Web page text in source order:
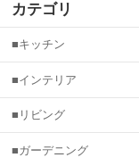
カテゴリ
■キッチン
■インテリア
■リビング
■ガーデニング